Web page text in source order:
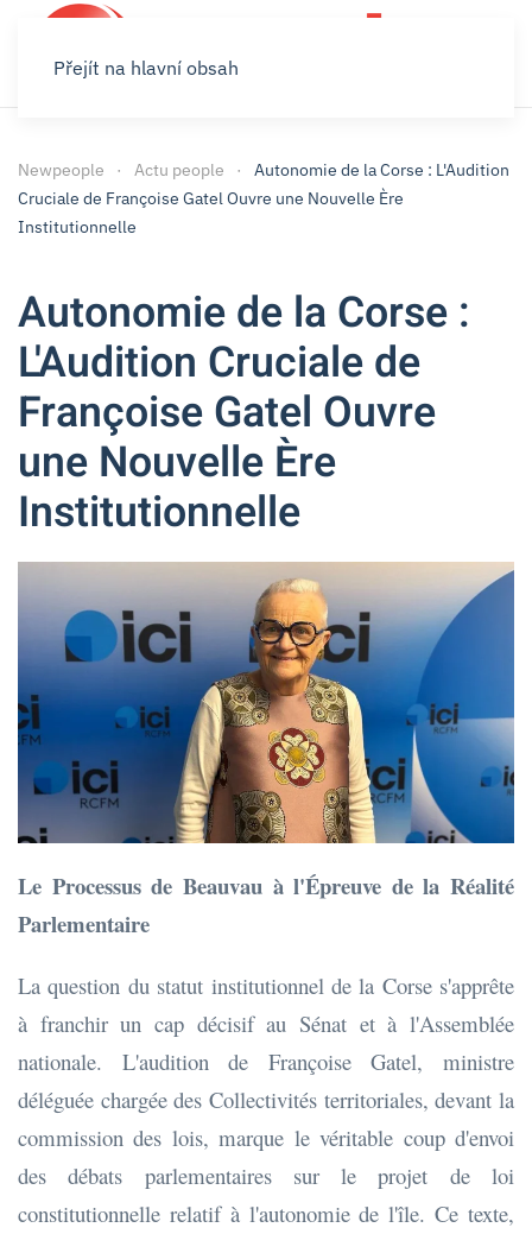
Přejít na hlavní obsah
Newpeople Actu people
Autonomie de la Corse : L'Audition
Cruciale de Françoise Gatel Ouvre une Nouvelle Ère
Institutionnelle
Autonomie de la Corse :
L'Audition Cruciale de
Françoise Gatel Ouvre
une Nouvelle Ère
Institutionnelle
Le Processus de Beauvau à l'Épreuve de la Réalité
Parlementaire
La question du statut institutionnel de la Corse s'apprête
à franchir un cap décisif au Sénat et à l'Assemblée
nationale. L'audition de Françoise Gatel, ministre
déléguée chargée des Collectivités territoriales, devant la
commission des lois, marque le véritable coup d'envoi
des débats parlementaires sur le projet de loi
constitutionnelle relatif à l'autonomie de l'île. Ce texte,